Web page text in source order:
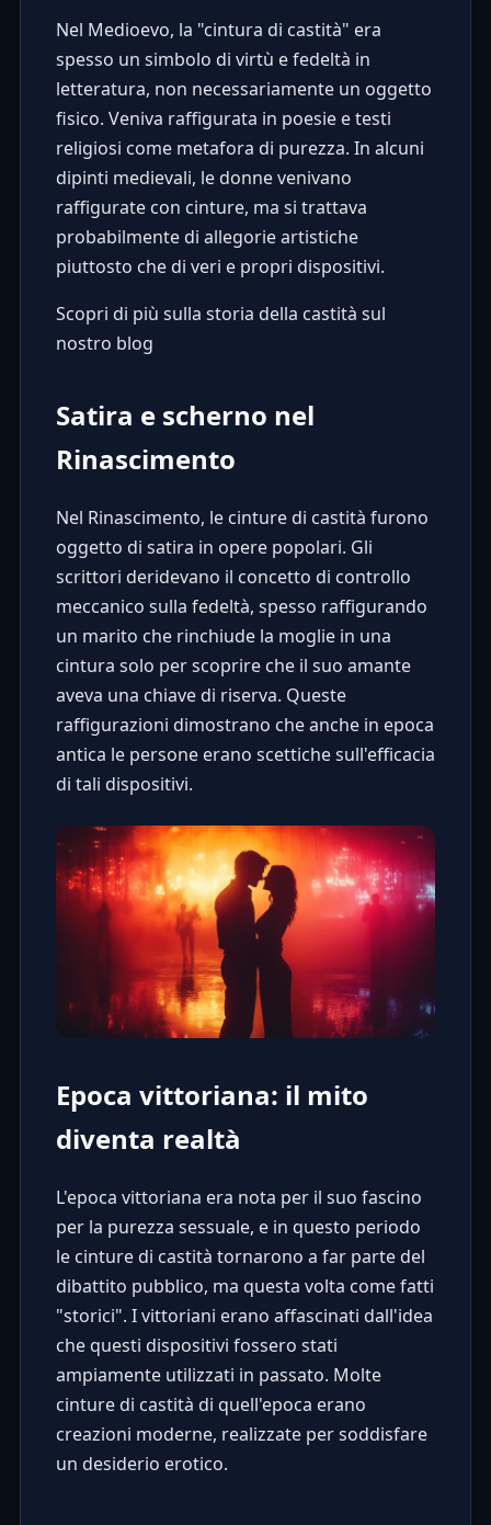
Nel Medioevo, la "cintura di castità" era
spesso un simbolo di virtù e fedeltà in
letteratura, non necessariamente un oggetto
fisico. Veniva raffigurata in poesie e testi
religiosi come metafora di purezza. In alcuni
dipinti medievali, le donne venivano
raffigurate con cinture, ma si trattava
probabilmente di allegorie artistiche
piuttosto che di veri e propri dispositivi.
Scopri di più sulla storia della castità sul
nostro blog
Satira e scherno nel
Rinascimento
Nel Rinascimento, le cinture di castità furono
oggetto di satira in opere popolari. Gli
scrittori deridevano il concetto di controllo
meccanico sulla fedeltà, spesso raffigurando
un marito che rinchiude la moglie in una
cintura solo per scoprire che il suo amante
aveva una chiave di riserva. Queste
raffigurazioni dimostrano che anche in epoca
antica le persone erano scettiche sull'efficacia
di tali dispositivi.
Epoca vittoriana: il mito
diventa realtà
L'epoca vittoriana era nota per il suo fascino
per la purezza sessuale, e in questo periodo
le cinture di castità tornarono a far parte del
dibattito pubblico, ma questa volta come fatti
"storici". I vittoriani erano affascinati dall'idea
che questi dispositivi fossero stati
ampiamente utilizzati in passato. Molte
cinture di castità di quell'epoca erano
creazioni moderne, realizzate per soddisfare
un desiderio erotico.